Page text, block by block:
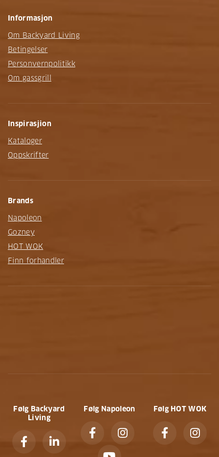
Informasjon
Om Backyard Living
Betingelser
Personvernpolitikk
Om gassgrill
Inspirasjion
Kataloger
Oppskrifter
Brands
Napoleon
Gozney
HOT WOK
Finn forhandler
Følg Backyard
Living
Følg Napoleon Følg HOT WOK